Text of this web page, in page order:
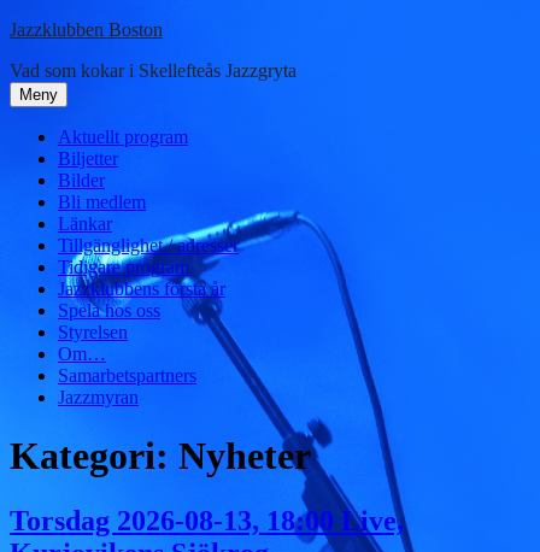
Hoppa
innehåll
Jazzklubben Boston
Vad som kokar i Skellefteås Jazzgryta
Meny
Aktuellt program
Biljetter
Bilder
Bli medlem
Länkar
Tillgänglighet / adresser
Tidigare program
Jazzklubbens första år
Spela hos oss
Styrelsen
Om…
Samarbetspartners
Jazzmyran
Kategori: Nyheter
Torsdag 2026-08-13, 18:00 Live,